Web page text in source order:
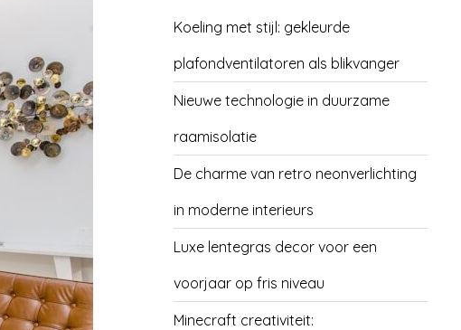
Koeling met stijl: gekleurde
plafondventilatoren als blikvanger
Nieuwe technologie in duurzame
raamisolatie
De charme van retro neonverlichting
in moderne interieurs
Luxe lentegras decor voor een
voorjaar op fris niveau
Minecraft creativiteit: